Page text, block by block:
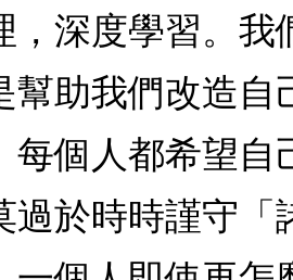
深度學習。
助我們改造自
每個人都希望
於時時謹守「